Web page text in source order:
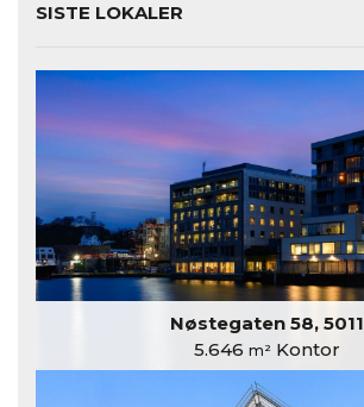
SISTE LOKALER
Nøstegaten 58, 5011
5.646 m²Kontor